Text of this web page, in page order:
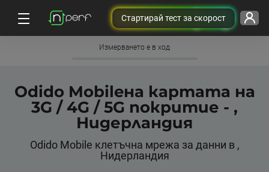
Cтартирай тест за скорост
Измерването е в ход
Odido Mobileна картата на
3G / 4G / 5G покритие - ,
Нидерландия
Odido Mobile клетъчна мрежа за данни в ,
Нидерландия